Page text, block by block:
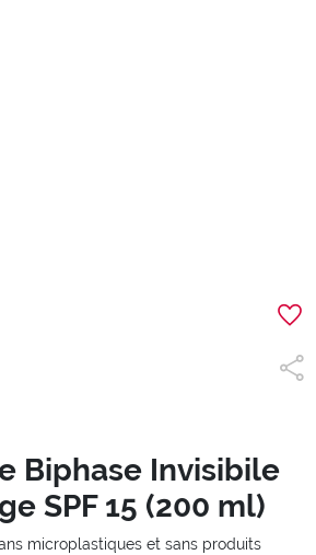
Biphase Invisibile
SPF 15 (200 ml)
microplastiques et sans produits